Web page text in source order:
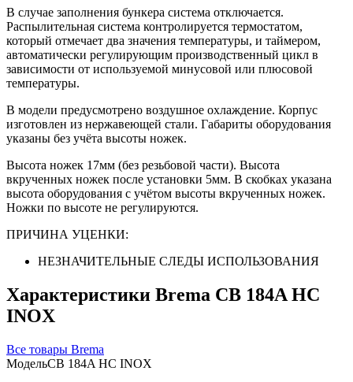
В случае заполнения бункера система отключается.
Распылительная система контролируется термостатом,
который отмечает два значения температуры, и таймером,
автоматически регулирующим производственный цикл в
зависимости от используемой минусовой или плюсовой
температуры.
В модели предусмотрено воздушное охлаждение. Корпус
изготовлен из нержавеющей стали. Габариты оборудования
указаны без учёта высоты ножек.
Высота ножек 17мм (без резьбовой части). Высота
вкрученных ножек после установки 5мм. В скобках указана
высота оборудования с учётом высоты вкрученных ножек.
Ножки по высоте не регулируются.
ПРИЧИНА УЦЕНКИ:
НЕЗНАЧИТЕЛЬНЫЕ СЛЕДЫ ИСПОЛЬЗОВАНИЯ
Характеристики Brema CB 184A HC
INOX
Все товары Brema
МодельCB 184A HC INOX